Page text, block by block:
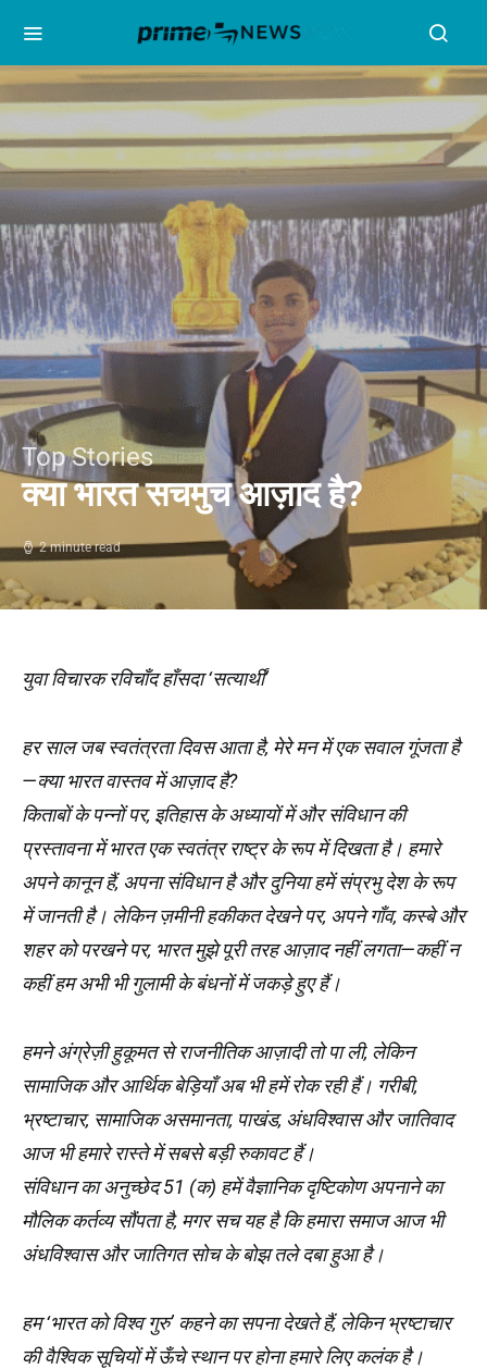
Top Stories
क्या भारत सचमुच आज़ाद है?
2 minute read
युवा विचारक रविचाँद हाँसदा ‘सत्यार्थी’
हर साल जब स्वतंत्रता दिवस आता है, मेरे मन में एक सवाल गूंजता है
—क्या भारत वास्तव में आज़ाद है?
किताबों के पन्नों पर, इतिहास के अध्यायों में और संविधान की
प्रस्तावना में भारत एक स्वतंत्र राष्ट्र के रूप में दिखता है। हमारे
अपने कानून हैं, अपना संविधान है और दुनिया हमें संप्रभु देश के रूप
में जानती है। लेकिन ज़मीनी हकीकत देखने पर, अपने गाँव, कस्बे और
शहर को परखने पर, भारत मुझे पूरी तरह आज़ाद नहीं लगता—कहीं न
कहीं हम अभी भी गुलामी के बंधनों में जकड़े हुए हैं।
हमने अंग्रेज़ी हुकूमत से राजनीतिक आज़ादी तो पा ली, लेकिन
सामाजिक और आर्थिक बेड़ियाँ अब भी हमें रोक रही हैं। गरीबी,
भ्रष्टाचार, सामाजिक असमानता, पाखंड, अंधविश्वास और जातिवाद
आज भी हमारे रास्ते में सबसे बड़ी रुकावट हैं।
संविधान का अनुच्छेद 51 (क) हमें वैज्ञानिक दृष्टिकोण अपनाने का
मौलिक कर्तव्य सौंपता है, मगर सच यह है कि हमारा समाज आज भी
अंधविश्वास और जातिगत सोच के बोझ तले दबा हुआ है।
हम ‘भारत को विश्व गुरु’ कहने का सपना देखते हैं, लेकिन भ्रष्टाचार
की वैश्विक सूचियों में ऊँचे स्थान पर होना हमारे लिए कलंक है।